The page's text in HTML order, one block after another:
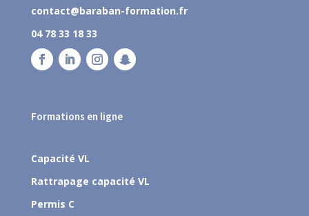
contact@baraban-formation.fr
04 78 33 18 33
Formations en ligne
Capacité VL
Rattrapage capacité VL
Permis C